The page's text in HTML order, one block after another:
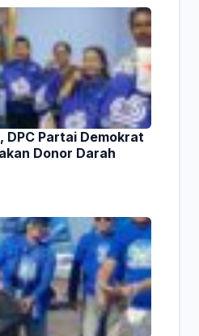
DPC Partai Demokrat
Donor Darah